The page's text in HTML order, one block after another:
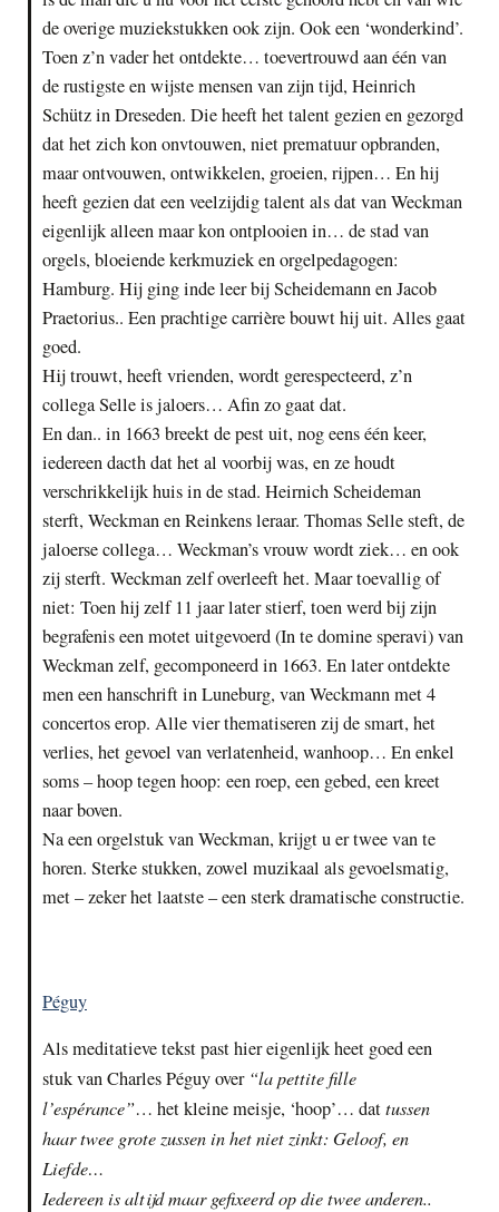
de overige muziekstukken ook zijn. Ook een ‘wonderkind’.
Toen z’n vader het ontdekte… toevertrouwd aan één van
de rustigste en wijste mensen van zijn tijd, Heinrich
Schütz in Dreseden. Die heeft het talent gezien en gezorgd
dat het zich kon onvtouwen, niet prematuur opbranden,
maar ontvouwen, ontwikkelen, groeien, rijpen… En hij
heeft gezien dat een veelzijdig talent als dat van Weckman
eigenlijk alleen maar kon ontplooien in… de stad van
orgels, bloeiende kerkmuziek en orgelpedagogen:
Hamburg. Hij ging inde leer bij Scheidemann en Jacob
Praetorius.. Een prachtige carrière bouwt hij uit. Alles gaat
goed.
Hij trouwt, heeft vrienden, wordt gerespecteerd, z’n
collega Selle is jaloers… Afin zo gaat dat.
En dan.. in 1663 breekt de pest uit, nog eens één keer,
iedereen dacth dat het al voorbij was, en ze houdt
verschrikkelijk huis in de stad. Heirnich Scheideman
sterft, Weckman en Reinkens leraar. Thomas Selle steft, de
jaloerse collega… Weckman’s vrouw wordt ziek… en ook
zij sterft. Weckman zelf overleeft het. Maar toevallig of
niet: Toen hij zelf 11 jaar later stierf, toen werd bij zijn
begrafenis een motet uitgevoerd (In te domine speravi) van
Weckman zelf, gecomponeerd in 1663. En later ontdekte
men een hanschrift in Luneburg, van Weckmann met 4
concertos erop. Alle vier thematiseren zij de smart, het
verlies, het gevoel van verlatenheid, wanhoop… En enkel
soms – hoop tegen hoop: een roep, een gebed, een kreet
naar boven.
Na een orgelstuk van Weckman, krijgt u er twee van te
horen. Sterke stukken, zowel muzikaal als gevoelsmatig,
met – zeker het laatste – een sterk dramatische constructie.
Péguy
Als meditatieve tekst past hier eigenlijk heet goed een
stuk van Charles Péguy over “la pettite fille
l’espérance”… het kleine meisje, ‘hoop’… dattussen
haar twee grote zussen in het niet zinkt: Geloof, en
Liefde…
Iedereen is altijd maar gefixeerd op die twee anderen..